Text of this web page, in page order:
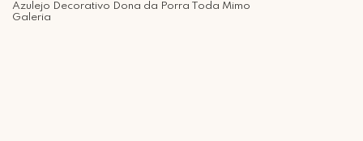
Azulejo Decorativo Dona da Porra Toda Mimo
Galeria